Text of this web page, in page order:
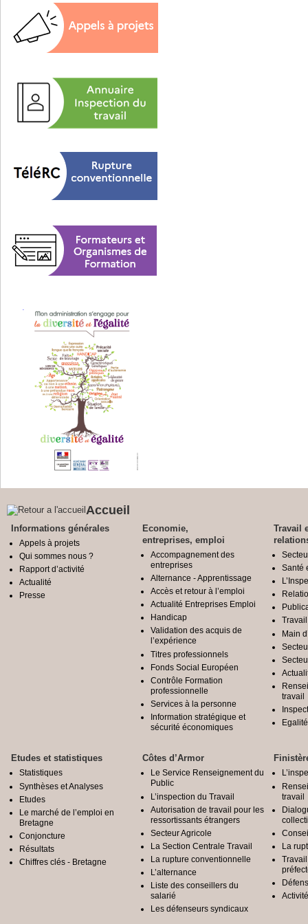
Accueil
Informations générales
Appels à projets
Qui sommes nous ?
Rapport d’activité
Actualité
Presse
Economie,
entreprises, emploi
Accompagnement des
entreprises
Alternance - Apprentissage
Accès et retour à l’emploi
Actualité Entreprises Emploi
Handicap
Validation des acquis de
l’expérience
Titres professionnels
Fonds Social Européen
Contrôle Formation
professionnelle
Services à la personne
Information stratégique et
sécurité économiques
Travail
Santé
Main
travail
Etudes et statistiques
Statistiques
Synthèses et Analyses
Etudes
Le marché de l’emploi en
Bretagne
Conjoncture
Résultats
Chiffres clés - Bretagne
Côtes d’Armor
Le Service Renseignement du
Public
L’inspection du Travail
Autorisation de travail pour les
ressortissants étrangers
Secteur Agricole
La Section Centrale Travail
La rupture conventionnelle
L’alternance
Liste des conseillers du
salarié
Les défenseurs syndicaux
travail
La